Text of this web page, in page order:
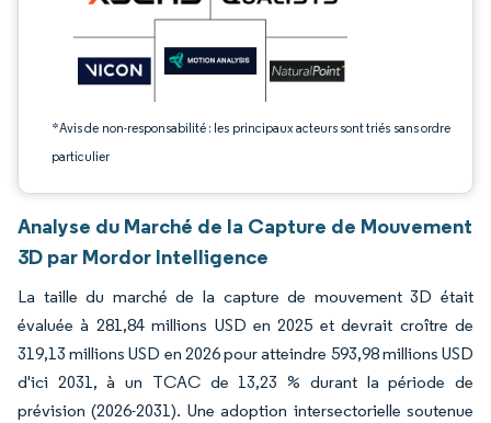
*Avis de non-responsabilité : les principaux acteurs sont triés sans ordre
particulier
Analyse du Marché de la Capture de Mouvement
3D par Mordor Intelligence
La taille du marché de la capture de mouvement 3D était
évaluée à 281,84 millions USD en 2025 et devrait croître de
319,13 millions USD en 2026 pour atteindre 593,98 millions USD
d'ici 2031, à un TCAC de 13,23 % durant la période de
prévision (2026-2031). Une adoption intersectorielle soutenue